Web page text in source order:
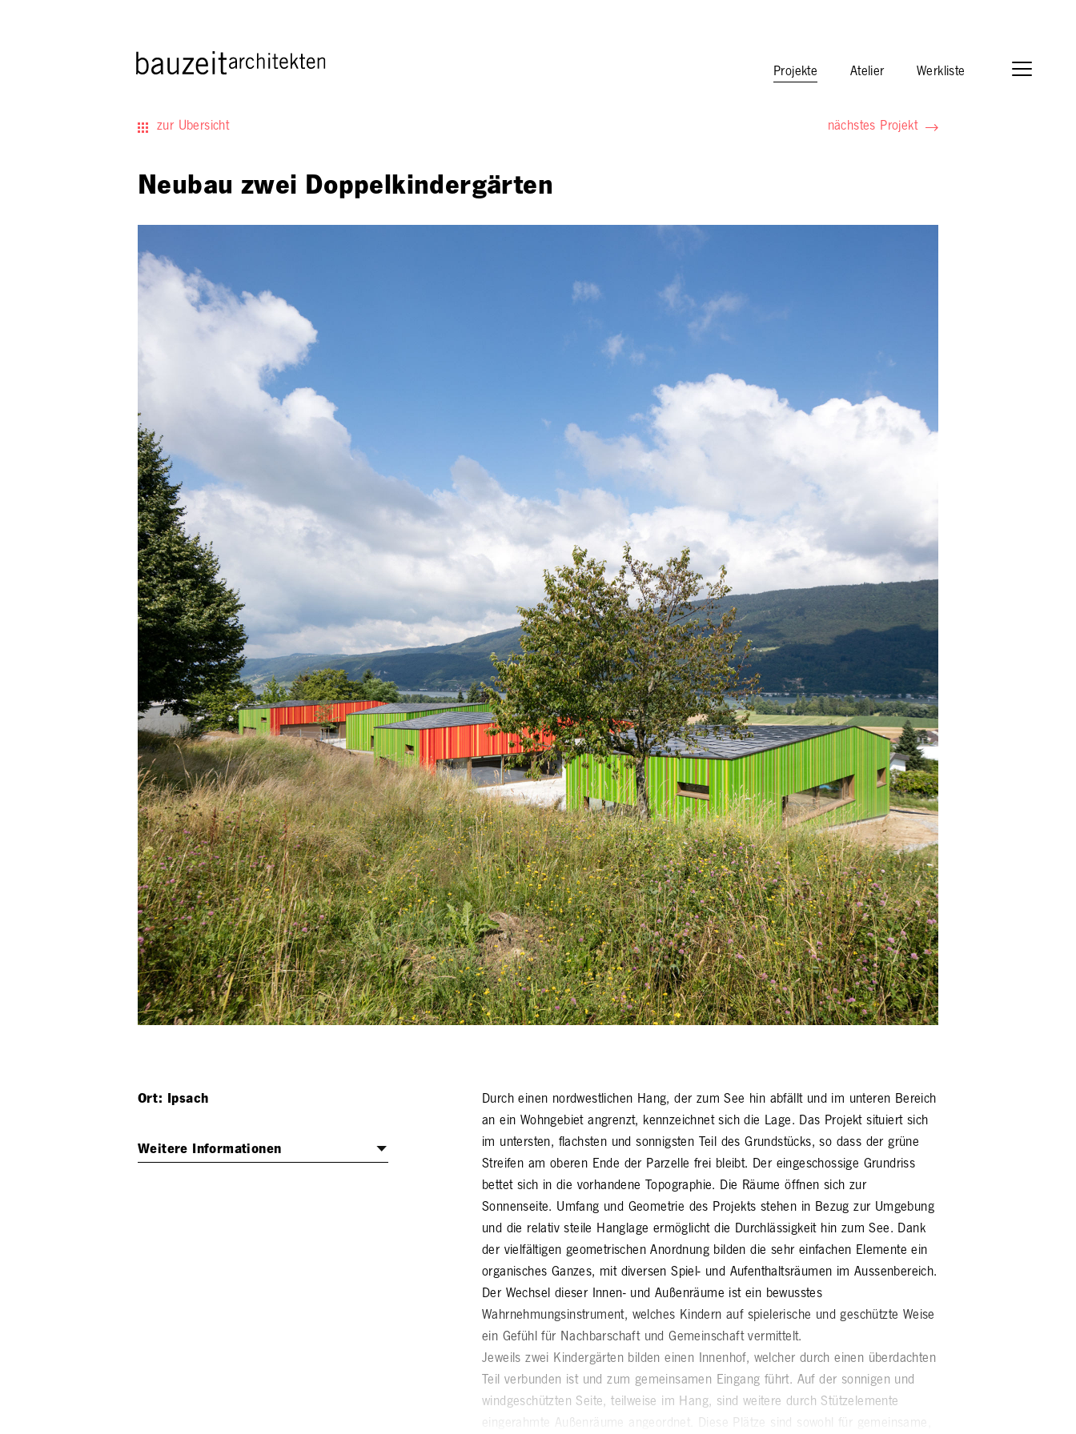
Projekte Atelier Werkliste
zur Übersicht nächstes Projekt
Neubau zwei Doppelkindergärten
Ort: Ipsach
Weitere Informationen
Durch einen nordwestlichen Hang, der zum See hin abfällt und im unteren Bereich
an ein Wohngebiet angrenzt, kennzeichnet sich die Lage. Das Projekt situiert sich
im untersten, flachsten und sonnigsten Teil des Grundstücks, so dass der grüne
Streifen am oberen Ende der Parzelle frei bleibt. Der eingeschossige Grundriss
bettet sich in die vorhandene Topographie. Die Räume öffnen sich zur
Sonnenseite. Umfang und Geometrie des Projekts stehen in Bezug zur Umgebung
und die relativ steile Hanglage ermöglicht die Durchlässigkeit hin zum See. Dank
der vielfältigen geometrischen Anordnung bilden die sehr einfachen Elemente ein
organisches Ganzes, mit diversen Spiel- und Aufenthaltsräumen im Aussenbereich.
Der Wechsel dieser Innen- und Außenräume ist ein bewusstes
Wahrnehmungsinstrument, welches Kindern auf spielerische und geschützte Weise
ein Gefühl für Nachbarschaft und Gemeinschaft vermittelt.
Jeweils zwei Kindergärten bilden einen Innenhof, welcher durch einen überdachten
Teil verbunden ist und zum gemeinsamen Eingang führt. Auf der sonnigen und
windgeschützten Seite, teilweise im Hang, sind weitere durch Stützelemente
eingerahmte Außenräume angeordnet. Diese Plätze sind sowohl für gemeinsame,